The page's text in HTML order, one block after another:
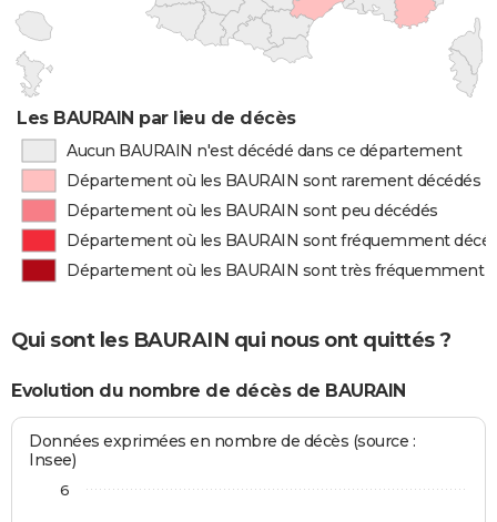
Les BAURAIN par lieu de décès
Aucun BAURAIN n'est décédé dans ce département
Département où les BAURAIN sont rarement décédés
Département où les BAURAIN sont peu décédés
Département où les BAURAIN sont fréquemment
Département où les BAURAIN sont très fréquemment
Qui sont les BAURAIN qui nous ont quittés ?
Evolution du nombre de décès de BAURAIN
Données exprimées en nombre de décès (source :
Insee)
6